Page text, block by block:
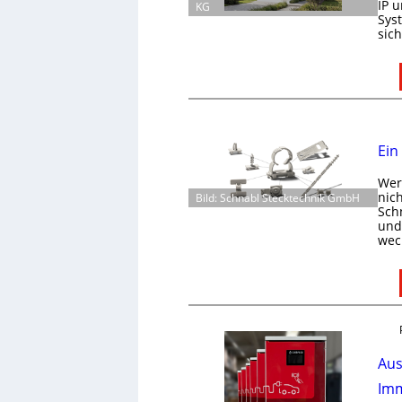
KG
IP
Bild: Schnabl Stecktechnik GmbH